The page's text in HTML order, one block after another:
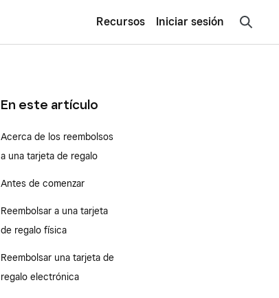
Recursos Iniciar sesión
En este artículo
Acerca de los reembolsos
a una tarjeta de regalo
Antes de comenzar
Reembolsar a una tarjeta
de regalo física
Reembolsar una tarjeta de
regalo electrónica